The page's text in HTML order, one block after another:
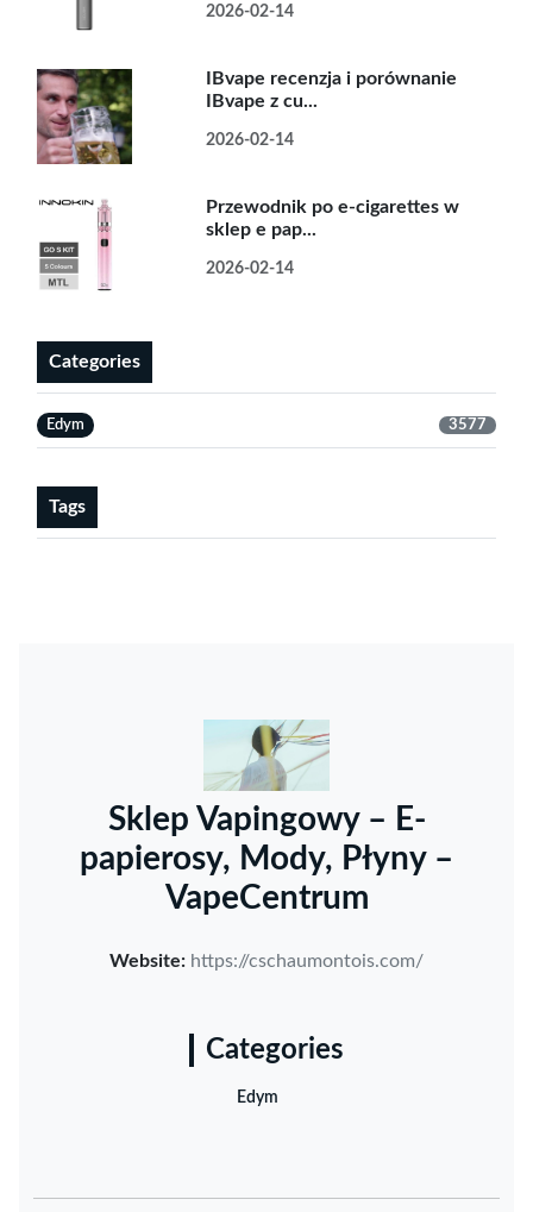
2026-02-14
IBvape recenzja i porównanie
IBvape z cu...
2026-02-14
Przewodnik po e-cigarettes w
sklep e pap...
2026-02-14
Categories
Edym 3577
Tags
Sklep Vapingowy – E-
papierosy, Mody, Płyny –
VapeCentrum
Website: https://cschaumontois.com/
Categories
Edym